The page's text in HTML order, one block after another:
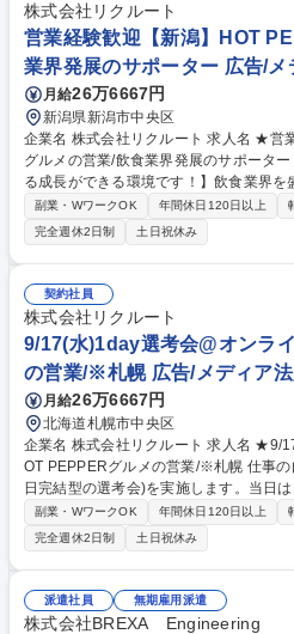
株式会社リクルート
営業経験歓迎【新潟】HOT
業界発展のサポーター 広告/
月給26万6667円
新潟県新潟市中央区
企業名 株式会社リクルート 求人名 ★営業経験歓迎【新潟】HOT PEPPER
グルメの営業/飲食業界発展のサポーター 仕事の内容 【営業職として更な
る成長ができる環境です！】飲食業界
ーグルメ』や、店舗運営を支える『レス
な集客・業務推進を実現へ向けた提案を行います。 【具体
ニーズに応じた提案や、データ分析に基
す。 近年では、『Airレジ』『Airペイ』
ルートの経営・業務支援サービスであ
aaSプロダクトも積極的に推進し、新し
ています。 ■変更の範囲：顧客接点職の業務一切 募集職種
迎【新潟】HOT PEPPERグルメの営業/
副業・WワークOK 年間休日120日以上
完全週休2日制
土日祝休み
契約社員
株式会社リクルート
9/17(水)1day選考会@オンラ
の営業/※札幌 広告/メディア
月給26万6667円
北海道札幌市中央区
企業名 株式会社リクルート 求人名 ★9/17(水)1day選考会＠オンライン/H
OT PEPPERグルメの営業/※札幌 仕事の内容 9月17日(水)に1day選考会(1
日完結型の選考会)を実施します。当日
定となります。（1次面接にてお見送り
食店に対して『ホットペッパーグルメ』
業務・経営支援の企画提案をお任せしま
拓」に専念する部署への配属を予定しています。 ■変更の範
職の業務一切 募集職種 ★9/17(水)1day選考会＠オンライン/HOT PEPPER
グルメの営業/※札幌
副業・WワークOK 年間休日120日以上
完全週休2日制
土日祝休み
派遣社員 無期雇用派遣
株式会社BREXA Engineering